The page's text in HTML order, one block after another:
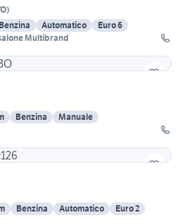
)
Benzina Automatico
Euro 6
Multibrand
Benzina
Manuale
Benzina Automatico Euro 2